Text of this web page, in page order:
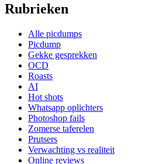
Rubrieken
Alle picdumps
Picdump
Gekke gesprekken
OCD
Roasts
AI
Hot shots
Whatsapp oplichters
Photoshop fails
Zomerse taferelen
Prutsers
Verwachting vs realiteit
Online reviews